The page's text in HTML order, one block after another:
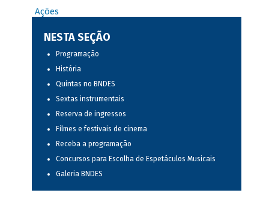
Ações
NESTA SEÇÃO
Programação
História
Quintas no BNDES
Sextas instrumentais
Reserva de ingressos
Filmes e festivais de cinema
Receba a programação
Concursos para Escolha de Espetáculos Musicais
Galeria BNDES